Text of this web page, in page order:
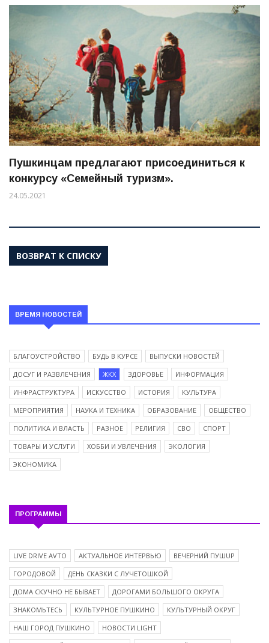
Пушкинцам предлагают присоединиться к
конкурсу «Семейный туризм».
24.05.2021
ВОЗВРАТ К СПИСКУ
ВРЕМЯ НОВОСТЕЙ
БЛАГОУСТРОЙСТВО БУДЬ В КУРСЕ
ВЫПУСКИ НОВОСТЕЙ
ДОСУГ И РАЗВЛЕЧЕНИЯ
ЖКХ ЗДОРОВЬЕ
ИНФОРМАЦИЯ
ИНФРАСТРУКТУРА
ИСКУССТВО ИСТОРИЯ
КУЛЬТУРА
МЕРОПРИЯТИЯ
НАУКА И ТЕХНИКА ОБРАЗОВАНИЕ
ОБЩЕСТВО
ПОЛИТИКА И ВЛАСТЬ
РАЗНОЕ РЕЛИГИЯ СВО
СПОРТ
ТОВАРЫ И УСЛУГИ
ХОББИ И УВЛЕЧЕНИЯ
ЭКОЛОГИЯ
ЭКОНОМИКА
ПРОГРАММЫ
LIVE DRIVE AVTO АКТУАЛЬНОЕ ИНТЕРВЬЮ
ВЕЧЕРНИЙ ПУШUP
ГОРОДОВОЙ
ДЕНЬ СКАЗКИ С ЛУЧЕТОШКОЙ
ДОМА СКУЧНО НЕ БЫВАЕТ
ДОРОГАМИ БОЛЬШОГО ОКРУГА
ЗНАКОМЬТЕСЬ
КУЛЬТУРНОЕ ПУШКИНО
КУЛЬТУРНЫЙ ОКРУГ
НАШ ГОРОД ПУШКИНО
НОВОСТИ LIGHT